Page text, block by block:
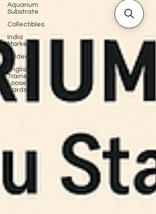
Aquarium
Substrate
Collectibles
India
Market
Addews
English
Trainer
Loose
Cards